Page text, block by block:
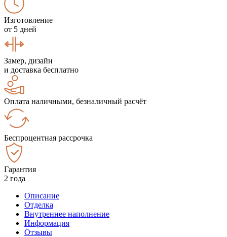
Изготовление
от 5 дней
Замер, дизайн
и доставка бесплатно
Оплата наличными, безналичный расчёт
Беспроцентная рассрочка
Гарантия
2 года
Описание
Отделка
Внутреннее наполнение
Информация
Отзывы